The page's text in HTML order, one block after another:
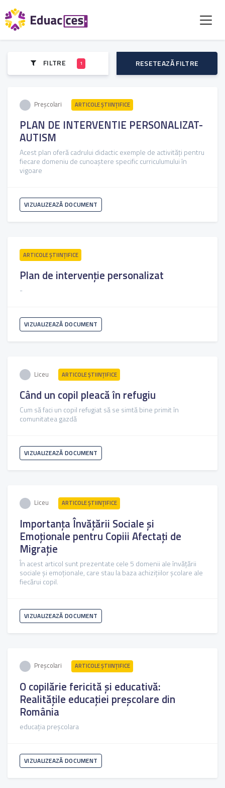
FILTRE 1 RESETEAZĂ FILTRE
Preșcolari ARTICOLE ŞTIINȚIFICE
PLAN DE INTERVENTIE PERSONALIZAT-
AUTISM
Acest plan oferă cadrului didactic exemple de activități pentru
fiecare domeniu de cunoaștere specific curriculumului în
vigoare
VIZUALIZEAZĂ DOCUMENT
ARTICOLE ŞTIINȚIFICE
Plan de intervenție personalizat
-
VIZUALIZEAZĂ DOCUMENT
Liceu ARTICOLE ŞTIINȚIFICE
Când un copil pleacă în refugiu
Cum să faci un copil refugiat să se simtă bine primit în
comunitatea gazdă
VIZUALIZEAZĂ DOCUMENT
Liceu ARTICOLE ŞTIINȚIFICE
Importanța Învățării Sociale și
Emoționale pentru Copiii Afectați de
Migrație
În acest articol sunt prezentate cele 5 domenii ale învățării
sociale și emoționale, care stau la baza achizițiilor școlare ale
fiecărui copil.
VIZUALIZEAZĂ DOCUMENT
Preșcolari ARTICOLE ŞTIINȚIFICE
O copilărie fericită și educativă:
Realitățile educației preșcolare din
România
educația preșcolara
VIZUALIZEAZĂ DOCUMENT